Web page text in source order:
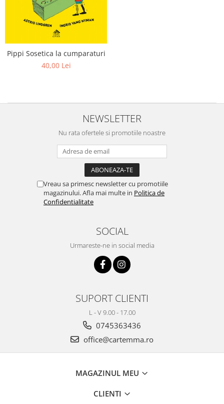
Pippi Sosetica la cumparaturi
40,00 Lei
NEWSLETTER
Nu rata ofertele si promotiile noastre
Vreau sa primesc newsletter cu promotiile
magazinului. Afla mai multe in Politica de
Confidentialitate
SOCIAL
Urmareste-ne in social media
SUPORT CLIENTI
L - V 9.00 - 17.00
0745363436
office@cartemma.ro
MAGAZINUL MEU
CLIENTI